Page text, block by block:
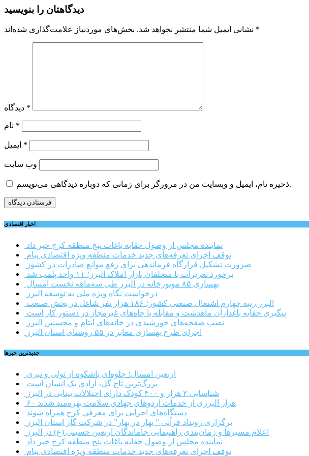
دیدگاهتان را بنویسید
نشانی ایمیل شما منتشر نخواهد شد. *
*
*
*
وب‌ سایت
ذخیره نام، ایمیل و وبسایت من در مرورگر برای زمانی که دوباره دیدگاهی می‌نویسم.
اخبار اقتصادی
نماینده مجلس از وصول حقابه باغات پنج منطقه کرج خبر داد
توقف اجرای تعرفه‌های جدید خدمات منطقه ویژه اقتصادی پیام
ضرورت تشکیل قرارگاه فرماندهی برای رفع موانع صادرات در کشور
برخورد تعزیرات با متخلفان بازار املاک البرز؛ ۱۱ واحد پلمب شد
بهسازی ۸۵ موتورخانه در البرز طی سه‌ماهه نخست امسال
درخواست نگاه ویژه ملی به توسعه البرز
البرز رتبه چهارم اشتغال صنعتی کشور؛ ۱۸۶ هزار نفر شاغل در بخش صنعت
پیگیری حقابه باغداران ماهدشت و مقابله با چاه‌های غیرمجاز در دستور کار است
نصب صفحه‌های خورشیدی در خانه‌های ایتام و محسنین البرز
اجرای طرح بهسازی معابر در ۵۵ روستای استان البرز
جديدترين خبرها
اربعین امسال؛ جلوه‌ای باشکوه از تولی و تبری
بزرگ‌ترین تاج گل، آزادی یک انسان است
شناسایی ۲ هزار و ۴۰۰ کودک دارای اختلالات بینایی در البرز
۶۰ هزار البرزی از خدمات اردوهای جهادی سلامت بهره‌مند شدند
دستگاه‌های اجرایی برای معرفی کرج همراه شوند
برگزاری رویداد قرآنی ” بهار در بهار” در شرکت گاز استان البرز
اعلام مسیرها و زمان‌بندی راهپیمایی جاماندگان اربعین حسینی (ع) در البرز
نماینده مجلس از وصول حقابه باغات پنج منطقه کرج خبر داد
توقف اجرای تعرفه‌های جدید خدمات منطقه ویژه اقتصادی پیام